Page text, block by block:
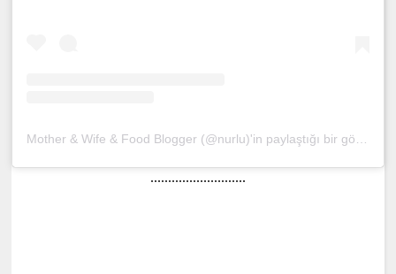
Mother & Wife & Food Blogger (@nurlu)'in paylaştığı bir gönderi
...........................